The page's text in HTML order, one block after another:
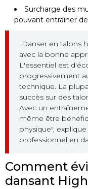
Surcharge des
pouvant entraîner
"Danser en talons
avec la bonne
L'essentiel est
progressivement
technique. La
succès sur des
Avec un
même être
physique",
professionnel en
Comment
dansant